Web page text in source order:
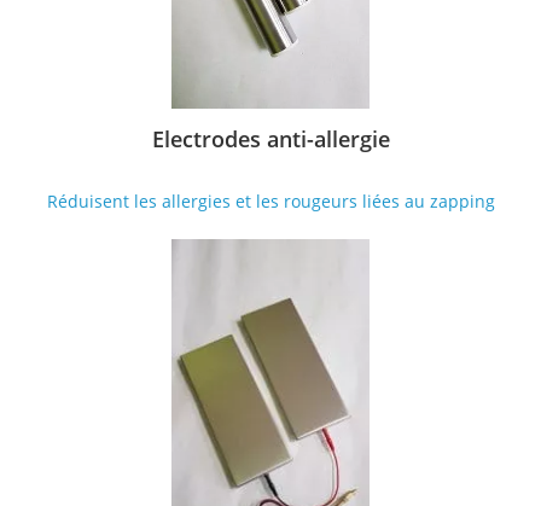
Electrodes anti-allergie
Réduisent les allergies et les rougeurs liées au zapping